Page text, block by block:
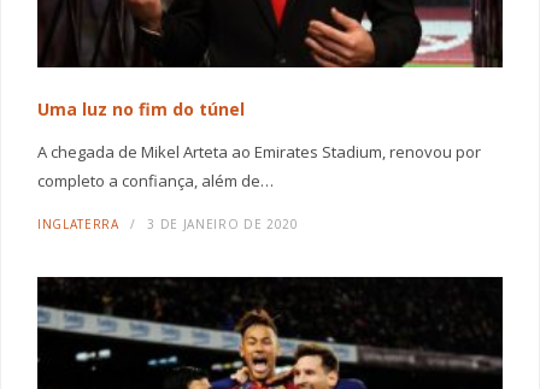
Uma luz no fim do túnel
A chegada de Mikel Arteta ao Emirates Stadium, renovou por
completo a confiança, além de…
INGLATERRA 3 DE JANEIRO DE 2020